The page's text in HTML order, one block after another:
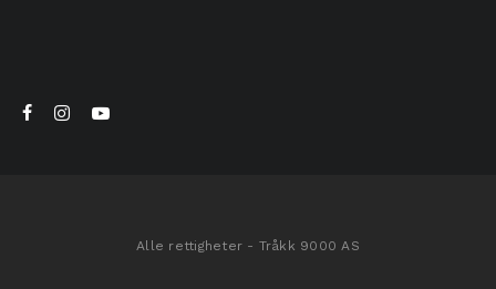
Alle rettigheter - Tråkk 9000 AS